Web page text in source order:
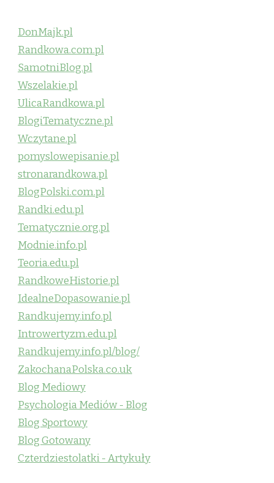
DonMajk.pl
Randkowa.com.pl
SamotniBlog.pl
Wszelakie.pl
UlicaRandkowa.pl
BlogiTematyczne.pl
Wczytane.pl
pomyslowepisanie.pl
stronarandkowa.pl
BlogPolski.com.pl
Randki.edu.pl
Tematycznie.org.pl
Modnie.info.pl
Teoria.edu.pl
RandkoweHistorie.pl
IdealneDopasowanie.pl
Randkujemy.info.pl
Introwertyzm.edu.pl
Randkujemy.info.pl/blog/
ZakochanaPolska.co.uk
Blog Mediowy
Psychologia Mediów - Blog
Blog Sportowy
Blog Gotowany
Czterdziestolatki - Artykuły